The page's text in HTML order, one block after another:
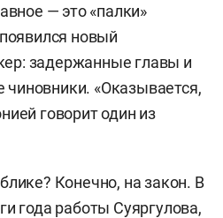
— это «палки»
новый
задержанные главы и
«Оказывается,
говорит один из
Конечно, на закон. В
года работы Суяргулова,